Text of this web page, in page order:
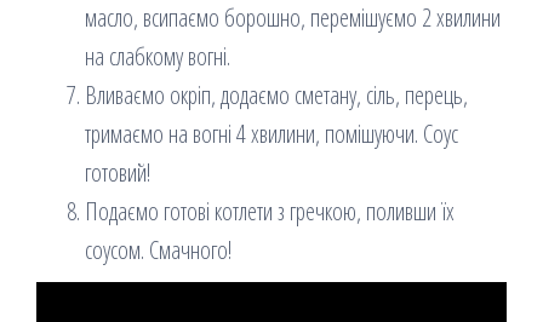
масло, всипаємо борошно, перемішуємо 2 хвилини
на слабкому вогні.
Вливаємо окріп, додаємо сметану, сіль, перець,
тримаємо на вогні 4 хвилини, помішуючи. Соус
готовий!
Подаємо готові котлети з гречкою, поливши їх
соусом. Смачного!